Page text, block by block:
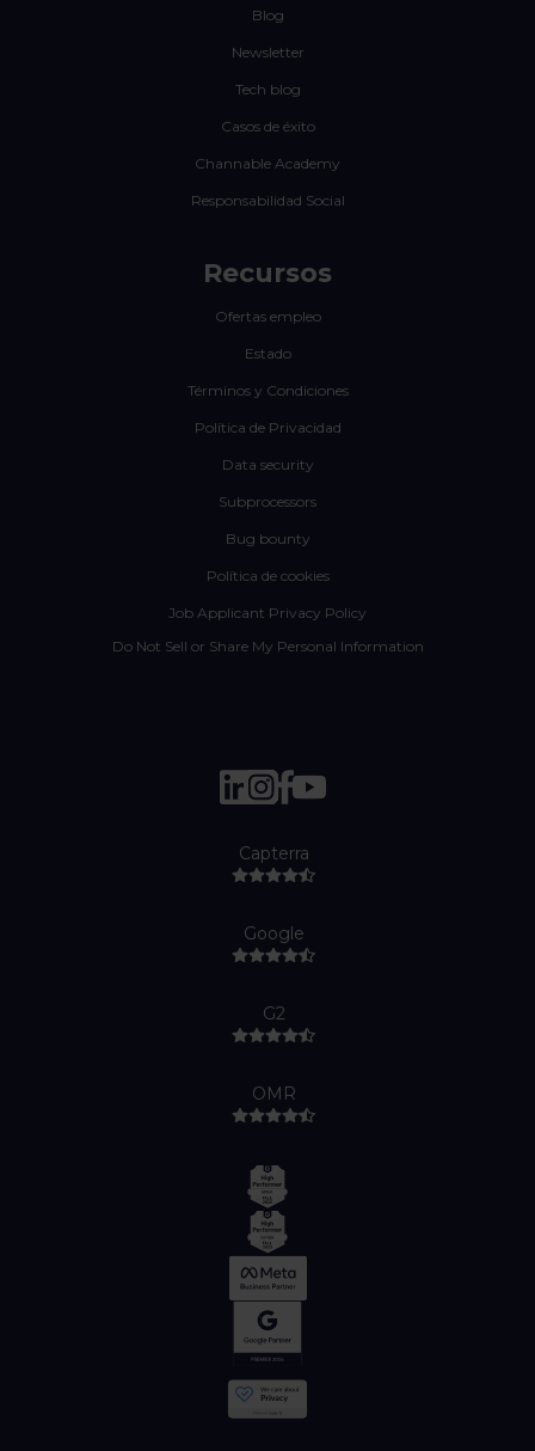
Blog
Newsletter
Tech blog
Casos de éxito
Channable Academy
Responsabilidad Social
Recursos
Ofertas empleo
Estado
Términos y Condiciones
Política de Privacidad
Data security
Subprocessors
Bug bounty
Política de cookies
Job Applicant Privacy Policy
Do Not Sell or Share My Personal Information
Capterra
Google
G2
OMR